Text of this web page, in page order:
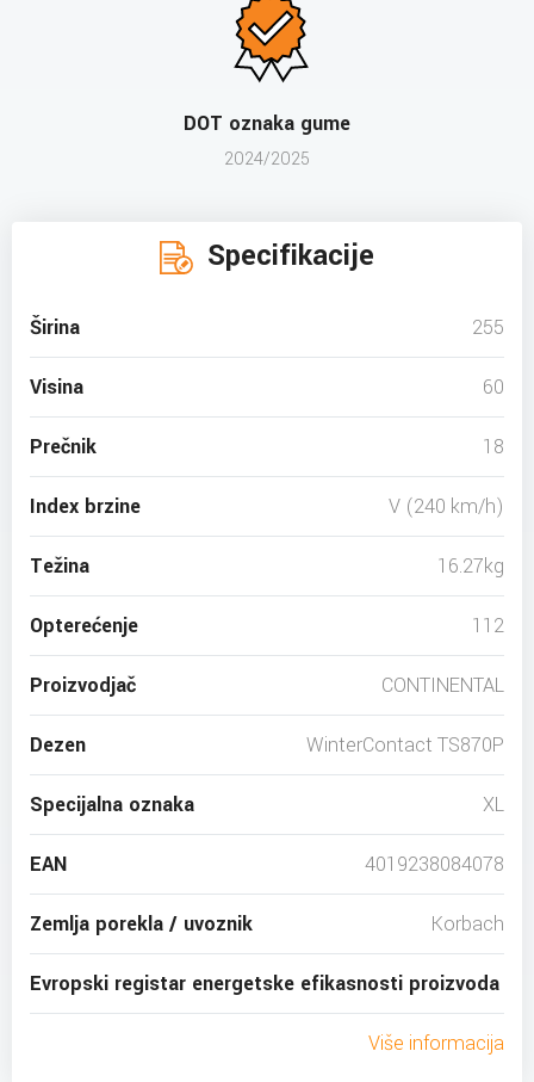
DOT oznaka gume
2024/2025
Specifikacije
Širina 255
Visina 60
Prečnik 18
Index brzine V (240 km/h)
Težina 16.27kg
Opterećenje 112
Proizvodjač CONTINENTAL
Dezen WinterContact TS870P
Specijalna oznaka XL
EAN 4019238084078
Zemlja porekla / uvoznik Korbach
Evropski registar energetske efikasnosti proizvoda
Više informacija